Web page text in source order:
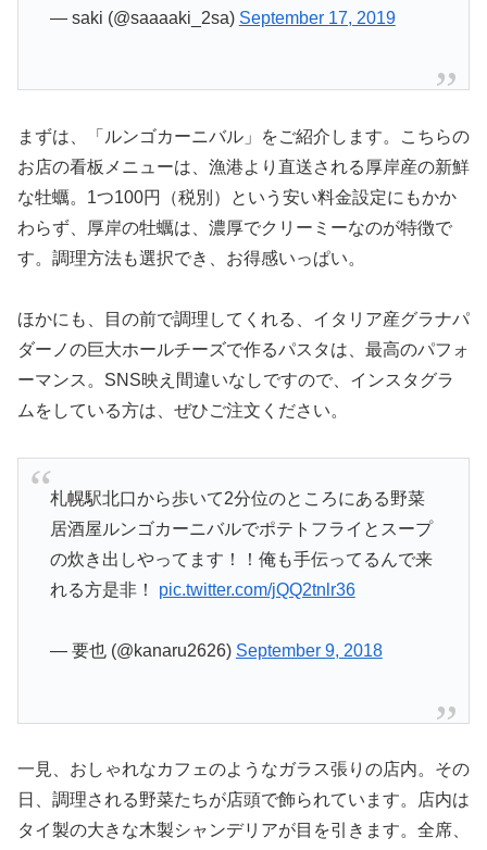
— saki (@saaaaki_2sa) September 17, 2019
まずは、「ルンゴカーニバル」をご紹介します。こちらの
お店の看板メニューは、漁港より直送される厚岸産の新鮮
な牡蠣。1つ100円（税別）という安い料金設定にもかか
わらず、厚岸の牡蠣は、濃厚でクリーミーなのが特徴で
す。調理方法も選択でき、お得感いっぱい。
ほかにも、目の前で調理してくれる、イタリア産グラナパ
ダーノの巨大ホールチーズで作るパスタは、最高のパフォ
ーマンス。SNS映え間違いなしですので、インスタグラ
ムをしている方は、ぜひご注文ください。
札幌駅北口から歩いて2分位のところにある野菜
居酒屋ルンゴカーニバルでポテトフライとスープ
の炊き出しやってます！！俺も手伝ってるんで来
れる方是非！ pic.twitter.com/jQQ2tnlr36
— 要也 (@kanaru2626) September 9, 2018
一見、おしゃれなカフェのようなガラス張りの店内。その
日、調理される野菜たちが店頭で飾られています。店内は
タイ製の大きな木製シャンデリアが目を引きます。全席、